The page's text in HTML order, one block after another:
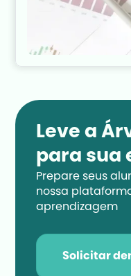
Leve a
para sua
Prepare seus
nossa
aprendizagem
Solicitar